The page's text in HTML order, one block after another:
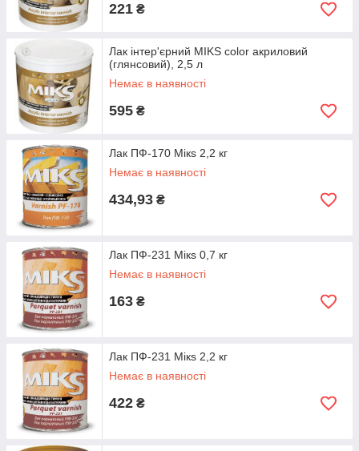
221 ₴
Лак інтер'єрний MIKS color акриловий
(глянсовий), 2,5 л
Немає в наявності
595 ₴
Лак ПФ-170 Мікѕ 2,2 кг
Немає в наявності
434,93 ₴
Лак ПФ-231 Мікѕ 0,7 кг
Немає в наявності
163 ₴
Лак ПФ-231 Мікѕ 2,2 кг
Немає в наявності
422 ₴